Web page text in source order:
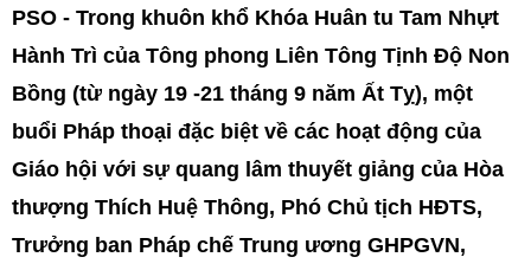
PSO - Trong khuôn khổ Khóa Huân tu Tam Nhựt
Hành Trì của Tông phong Liên Tông Tịnh Độ Non
Bồng (từ ngày 19 -21 tháng 9 năm Ất Tỵ), một
buổi Pháp thoại đặc biệt về các hoạt động của
Giáo hội với sự quang lâm thuyết giảng của Hòa
thượng Thích Huệ Thông, Phó Chủ tịch HĐTS,
Trưởng ban Pháp chế Trung ương GHPGVN,